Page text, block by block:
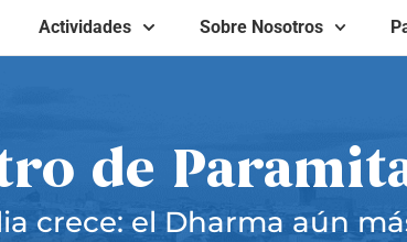
Actividades Sobre Nosotros
de
crece: el Dharma aún